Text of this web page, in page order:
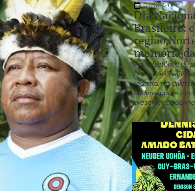
07/08/2026
Dia
Brasileiro:
região
memória
Entre histórias de
artistas e
registram a
audiovisual se
preservação da